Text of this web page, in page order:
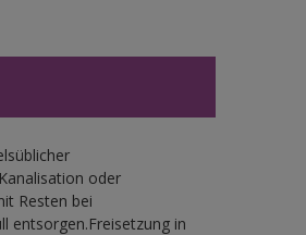
oder
Resten bei
entsorgen.Freisetzung in